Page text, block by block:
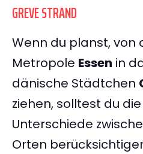
GREVE STRAND
Wenn du planst, von
Metropole Essen in
dänische Städtchen
ziehen, solltest du
Unterschiede
Orten